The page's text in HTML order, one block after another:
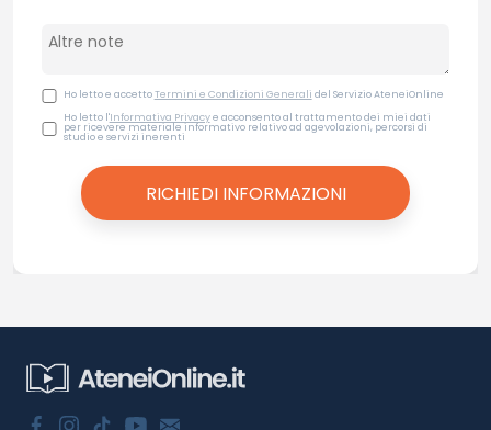
Ho letto e accettoTermini e Condizioni Generali del Servizio AteneiOnline
Ho letto l'Informativa Privacye acconsento al trattamento dei miei dati
per ricevere materiale informativo relativo ad agevolazioni, percorsi di
studio e servizi inerenti